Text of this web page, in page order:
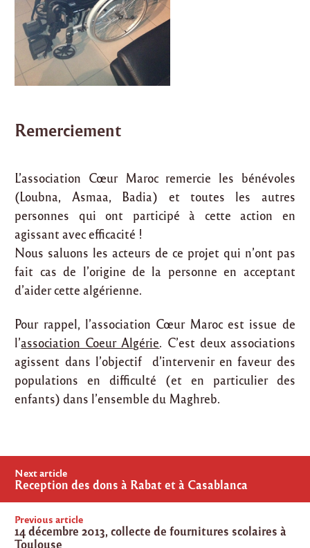
Remerciement
L’association Cœur Maroc remercie les bénévoles
(Loubna, Asmaa, Badia) et toutes les autres
personnes qui ont participé à cette action en
agissant avec efficacité !
Nous saluons les acteurs de ce projet qui n’ont pas
fait cas de l’origine de la personne en acceptant
d’aider cette algérienne.
Pour rappel, l’association Cœur Maroc est issue de
l’association Coeur Algérie. C’est deux associations
agissent dans l’objectif d’intervenir en faveur des
populations en difficulté (et en particulier des
enfants) dans l’ensemble du Maghreb.
Post
navigation
Previous article
14 décembre 2013, collecte de fournitures scolaires à
Toulouse
Next article
Reception des dons à Rabat et à Casablanca